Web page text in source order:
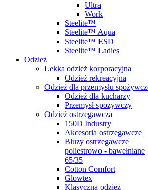
Ultra
Work
Steelite™
Steelite™ Aqua
Steelite™ ESD
Steelite™ Ladies
Odzież
Lekka odzież korporacyjna
Odzież rekreacyjna
Odzież dla przemysłu
Odzież dla kucharzy
Przemysł spożywczy
Odzież ostrzegawcza
150D Industry
Akcesoria ostrzegawcze
Bluzy ostrzegawcze
poliestrowo - bawełniane
65/35
Cotton Comfort
Glowtex
Klasyczna odzież